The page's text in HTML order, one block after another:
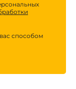
способом